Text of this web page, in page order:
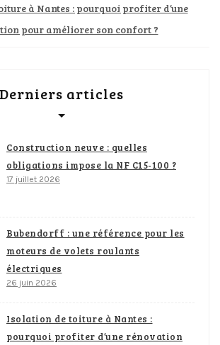
à Nantes : pourquoi profiter d’une
pour améliorer son confort ?
Derniers articles
Construction neuve : quelles
obligations impose la NF C15-100 ?
17 juillet 2026
Bubendorff : une référence pour les
moteurs de volets roulants
électriques
26 juin 2026
Isolation de toiture à Nantes :
pourquoi profiter d’une rénovation